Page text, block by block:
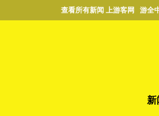
查看所有新闻 上游客网 游全
新